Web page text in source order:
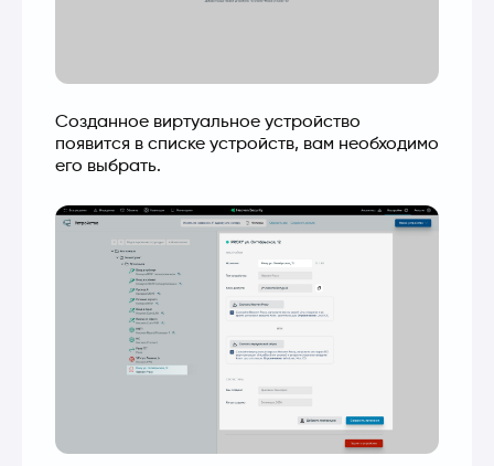
Созданное виртуальное устройство
появится в списке устройств, вам необходимо
его выбрать.